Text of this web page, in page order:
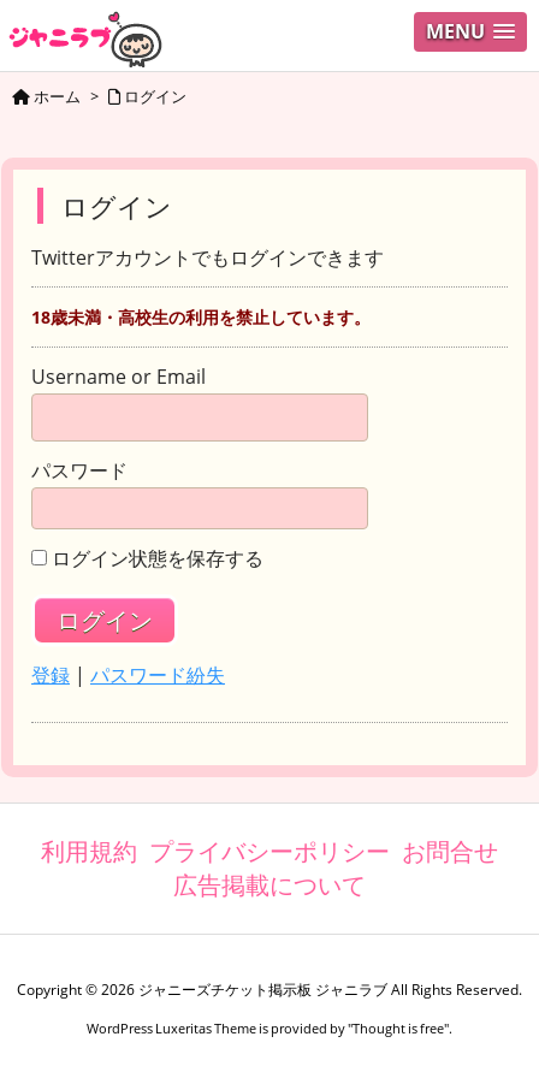
MENU
ホーム > ログイン
ログイン
Twitterアカウントでもログインできます
18歳未満・高校生の利用を禁止しています。
Username or Email
パスワード
ログイン状態を保存する
登録 | パスワード紛失
利用規約 プライバシーポリシー お問合せ
広告掲載について
Copyright ©2026 ジャニーズチケット掲示板 ジャニラブAll Rights Reserved.
WordPress Luxeritas Theme is provided by "Thought is free".